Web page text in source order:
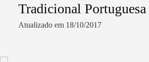
Categorias gerais
Tradicional Portuguesa
Atualizado em 18/10/2017